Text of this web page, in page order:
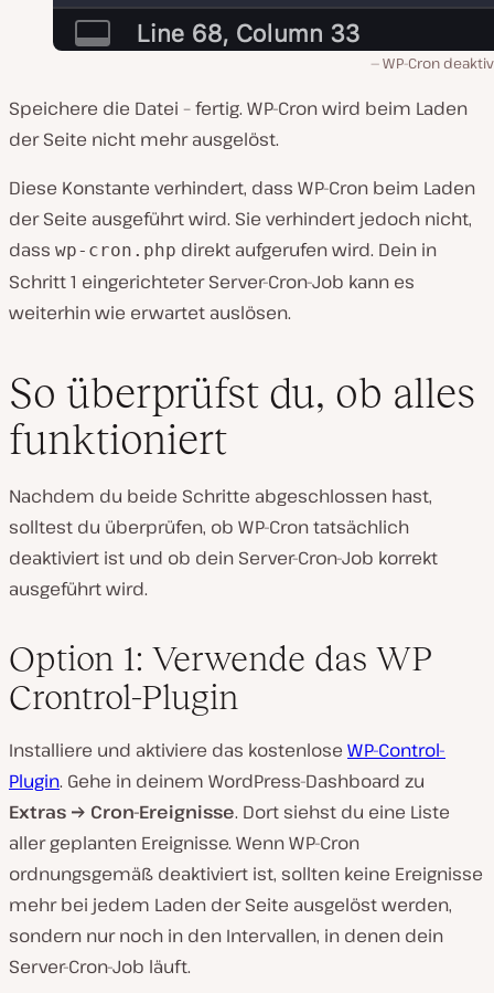
WP-Cron
Speichere die Datei – fertig. WP-Cron wird beim Laden
der Seite nicht mehr ausgelöst.
Diese Konstante verhindert, dass WP-Cron beim Laden
der Seite ausgeführt wird. Sie verhindert jedoch nicht,
dass wp-cron.php direkt aufgerufen wird. Dein in
Schritt 1 eingerichteter Server-Cron-Job kann es
weiterhin wie erwartet auslösen.
So überprüfst du, ob alles
funktioniert
Nachdem du beide Schritte abgeschlossen hast,
solltest du überprüfen, ob WP-Cron tatsächlich
deaktiviert ist und ob dein Server-Cron-Job korrekt
ausgeführt wird.
Option 1: Verwende das WP
Crontrol-Plugin
Installiere und aktiviere das kostenlose WP-Control-
Plugin. Gehe in deinem WordPress-Dashboard zu
Extras → Cron-Ereignisse. Dort siehst du eine Liste
aller geplanten Ereignisse. Wenn WP-Cron
ordnungsgemäß deaktiviert ist, sollten keine Ereignisse
mehr bei jedem Laden der Seite ausgelöst werden,
sondern nur noch in den Intervallen, in denen dein
Server-Cron-Job läuft.